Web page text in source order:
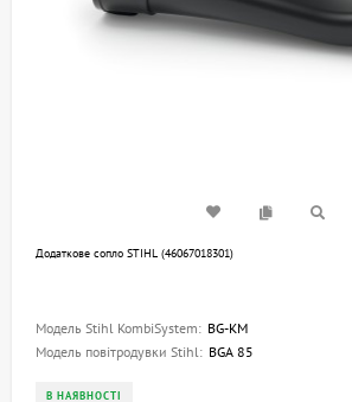
Додаткове сопло STIHL (46067018301)
Модель Stihl KombiSystem: BG-KM
Модель повітродувки Stihl: BGA 85
В НАЯВНОСТІ